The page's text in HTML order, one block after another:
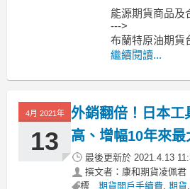
能源期貨商品及
--->
布蘭特原油期貨
紹
原油期貨、輕原
交易時間??
繼續閱讀...
4月 2021年
13
外銷翻倍！日本工
高、增幅10年來
最後更新於 2021.4.13
撰文者：康和期貨凌佩君
標
期貨開戶手續費, 期貨,